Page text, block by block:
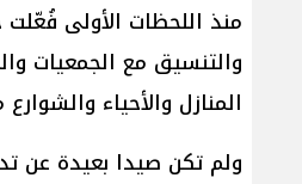
منذ اللحظات الأولى فُعّلت
والتنسيق مع الجمعيات
المنازل والأحياء
ولم تكن صيدا بعيدة عن